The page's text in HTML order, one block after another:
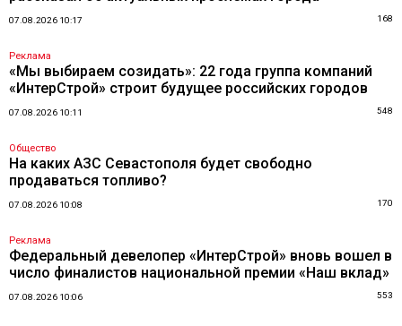
07.08.2026 10:17 168
Реклама
«Мы выбираем созидать»: 22 года группа компаний
«ИнтерСтрой» строит будущее российских городов
07.08.2026 10:11 548
Общество
На каких АЗС Севастополя будет свободно
продаваться топливо?
07.08.2026 10:08 170
Реклама
Федеральный девелопер «ИнтерСтрой» вновь вошел в
число финалистов национальной премии «Наш вклад»
07.08.2026 10:06 553